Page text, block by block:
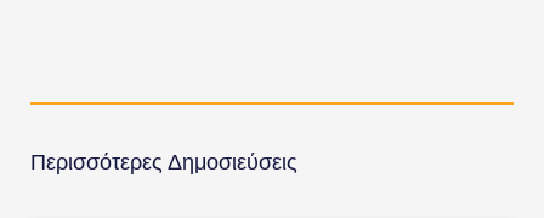
Περισσότερες Δημοσιεύσεις